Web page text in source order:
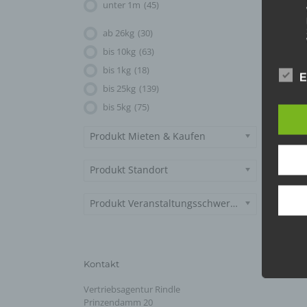
unter 1m (45)
ab 26kg (30)
bis 10kg (63)
bis 1kg (18)
bis 25kg (139)
bis 5kg (75)
Produkt Mieten & Kaufen
Produkt Standort
Produkt Veranstaltungsschwerpunkt
Kontakt
Vertriebsagentur Rindle
Prinzendamm 20